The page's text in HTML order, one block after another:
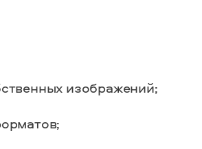
изображений;